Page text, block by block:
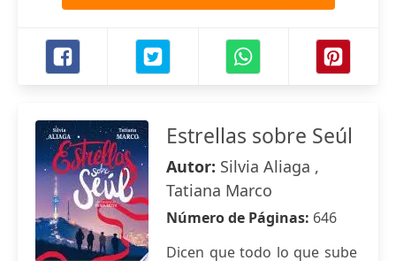
Estrellas sobre Seúl
Autor: Silvia Aliaga ,
Tatiana Marco
Número de Páginas: 646
Dicen que todo lo que sube